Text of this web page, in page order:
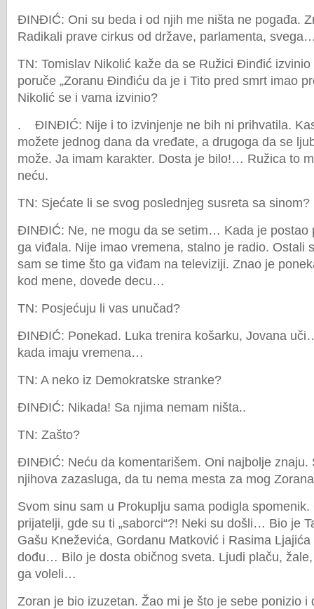
ĐINĐIĆ: Oni su beda i od njih me ništa ne pogađa.
Radikali prave cirkus od države, parlamenta,
TN: Tomislav Nikolić kaže da se Ružici Đinđić
poruče „Zoranu Đinđiću da je i Tito pred smrt imao
Nikolić se i vama izvinio?
. ĐINĐIĆ: Nije i to izvinjenje ne bih ni prihvatila.
možete jednog dana da vređate, a drugoga da se
može. Ja imam karakter. Dosta je bilo!… Ružica to
neću.
TN: Sjećate li se svog poslednjeg susreta sa sinom?
ĐINĐIĆ: Ne, ne mogu da se setim… Kada je postao
ga viđala. Nije imao vremena, stalno je radio. Ostali
sam se time što ga viđam na televiziji. Znao je
kod mene, dovede decu…
TN: Posjećuju li vas unučad?
ĐINĐIĆ: Ponekad. Luka trenira košarku, Jovana
kada imaju vremena…
TN: A neko iz Demokratske stranke?
ĐINĐIĆ: Nikada! Sa njima nemam ništa..
TN: Zašto?
ĐINĐIĆ: Neću da komentarišem. Oni najbolje znaju.
njihova zazasluga, da tu nema mesta za mog
Svom sinu sam u Prokuplju sama podigla
prijatelji, gde su ti „saborci“?! Neki su došli… Bio je
Gašu Kneževića, Gordanu Matković i Rasima
dođu… Bilo je dosta običnog sveta. Ljudi plaču,
ga voleli…
Zoran je bio izuzetan. Žao mi je što je sebe ponizio i